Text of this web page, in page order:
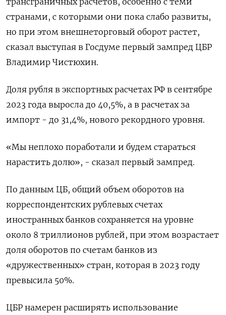
странами, с которыми они пока слабо развиты,
но при этом внешнеторговый оборот растет,
сказал выступая в Госдуме первый зампред ЦБР
Владимир Чистюхин.
Доля рубля в экспортных расчетах РФ в сентябре
2023 года выросла до 40,5%, а в расчетах за
импорт - до 31,4%, нового рекордного уровня.
«Мы неплохо поработали и будем стараться
нарастить долю», - сказал первый зампред.
По данным ЦБ, общий объем оборотов на
корреспондентских рублевых счетах
иностранных банков сохраняется на уровне
около 8 триллионов рублей, при этом возрастает
доля оборотов по счетам банков из
«дружественных» стран, которая в 2023 году
превысила 50%.
ЦБР намерен расширять использование